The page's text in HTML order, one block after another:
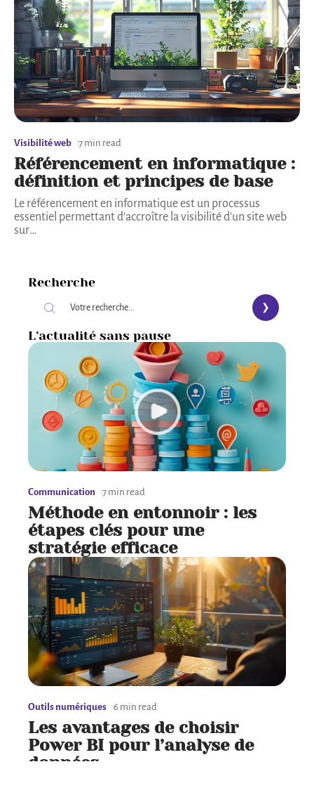
Visibilité web 7 min read
Référencement en informatique :
définition et principes de base
Le référencement en informatique est un processus
essentiel permettant d'accroître la visibilité d'un site web
sur…
Recherche
L’actualité sans pause
Communication 7 min read
Méthode en entonnoir : les
étapes clés pour une
stratégie efficace
Outils numériques 6 min read
Les avantages de choisir
Power BI pour l’analyse de
données